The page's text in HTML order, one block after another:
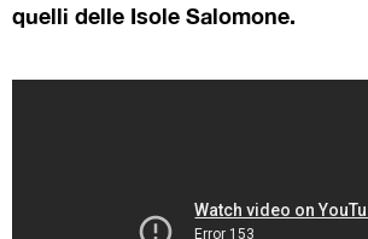
quelli delle Isole Salomone.